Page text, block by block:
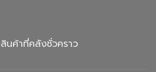
นค้าที่คลังชั่วคราว